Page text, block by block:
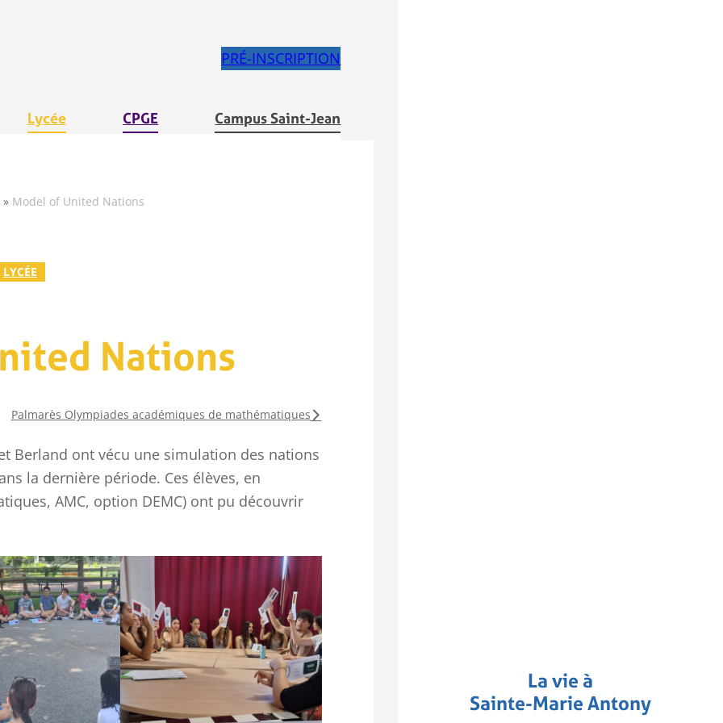
PRÉ-INSCRIPTION
Lycée CPGE Campus Saint-Jean
» Model of United Nations
LYCÉE
Nations
Palmarès Olympiades académiques de mathématiques
Berland ont vécu une simulation des nations
la dernière période. Ces élèves, en
AMC, option DEMC) ont pu découvrir
La vie à
Sainte-Marie Antony